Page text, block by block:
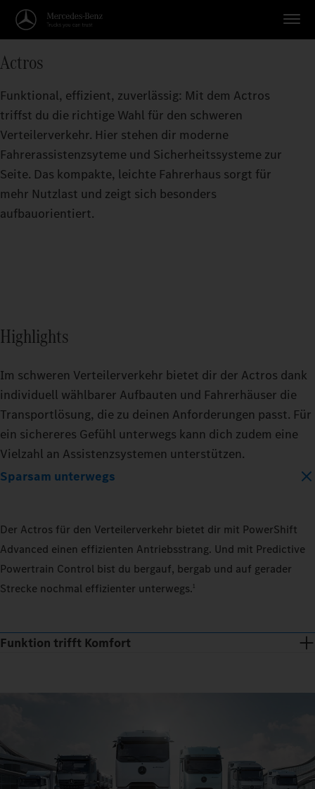
Actros
Funktional, effizient, zuverlässig: Mit dem Actros
triffst du die richtige Wahl für den schweren
Verteilerverkehr. Hier stehen dir moderne
Fahrerassistenzsyteme und Sicherheitssysteme zur
Seite. Das kompakte, leichte Fahrerhaus sorgt für
mehr Nutzlast und zeigt sich besonders
aufbauorientiert.
Highlights
Im schweren Verteilerverkehr bietet dir der Actros dank
individuell wählbarer Aufbauten und Fahrerhäuser die
Transportlösung, die zu deinen Anforderungen passt. Für
ein sichereres Gefühl unterwegs kann dich zudem eine
Vielzahl an Assistenzsystemen unterstützen.
Sparsam unterwegs
Der Actros für den Verteilerverkehr bietet dir mit PowerShift
Advanced einen effizienten Antriebsstrang. Und mit Predictive
Powertrain Control bist du bergauf, bergab und auf gerader
Strecke nochmal effizienter unterwegs.1
Funktion trifft Komfort